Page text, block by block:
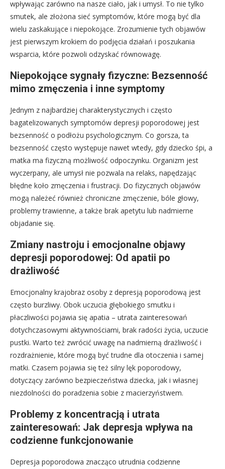
wpływając zarówno na nasze ciało, jak i umysł. To nie tylko
smutek, ale złożona sieć symptomów, które mogą być dla
wielu zaskakujące i niepokojące. Zrozumienie tych objawów
jest pierwszym krokiem do podjęcia działań i poszukania
wsparcia, które pozwoli odzyskać równowagę.
Niepokojące sygnały fizyczne: Bezsenność
mimo zmęczenia i inne symptomy
Jednym z najbardziej charakterystycznych i często
bagatelizowanych symptomów depresji poporodowej jest
bezsenność o podłożu psychologicznym. Co gorsza, ta
bezsenność często występuje nawet wtedy, gdy dziecko śpi, a
matka ma fizyczną możliwość odpoczynku. Organizm jest
wyczerpany, ale umysł nie pozwala na relaks, napędzając
błędne koło zmęczenia i frustracji. Do fizycznych objawów
mogą należeć również chroniczne zmęczenie, bóle głowy,
problemy trawienne, a także brak apetytu lub nadmierne
objadanie się.
Zmiany nastroju i emocjonalne objawy
depresji poporodowej: Od apatii po
drażliwość
Emocjonalny krajobraz osoby z depresją poporodową jest
często burzliwy. Obok uczucia głębokiego smutku i
płaczliwości pojawia się apatia – utrata zainteresowań
dotychczasowymi aktywnościami, brak radości życia, uczucie
pustki. Warto też zwrócić uwagę na nadmierną drażliwość i
rozdrażnienie, które mogą być trudne dla otoczenia i samej
matki. Czasem pojawia się też silny lęk poporodowy,
dotyczący zarówno bezpieczeństwa dziecka, jak i własnej
niezdolności do poradzenia sobie z macierzyństwem.
Problemy z koncentracją i utrata
zainteresowań: Jak depresja wpływa na
codzienne funkcjonowanie
Depresja poporodowa znacząco utrudnia codzienne